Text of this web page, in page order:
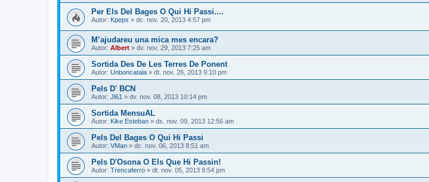
Per Els Del Bages O Qui Hi Passi....
Autor: Kpeps » dc. nov. 20, 2013 4:57 pm
M’ajudareu una mica mes encara?
Autor: Albert » dv. nov. 29, 2013 7:25 am
Sortida Des De Les Terres De Ponent
Autor: Unboncatala » dt. nov. 26, 2013 9:10 pm
Pels D' BCN
Autor: Jl61 » dv. nov. 08, 2013 10:14 pm
Sortida MensuAL
Autor: Kike Esteban » ds. nov. 09, 2013 12:56 am
Pels Del Bages O Qui Hi Passi
Autor: VMan » dc. nov. 06, 2013 8:51 am
Pels D'Osona O Els Que Hi Passin!
Autor: Trencaferro » dt. nov. 05, 2013 8:54 pm